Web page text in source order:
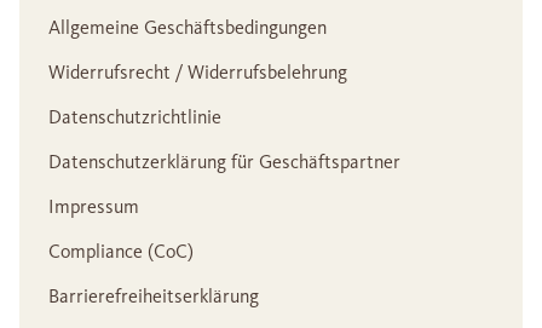
Allgemeine Geschäftsbedingungen
Widerrufsrecht / Widerrufsbelehrung
Datenschutzrichtlinie
Datenschutzerklärung für Geschäftspartner
Impressum
Compliance (CoC)
Barrierefreiheitserklärung